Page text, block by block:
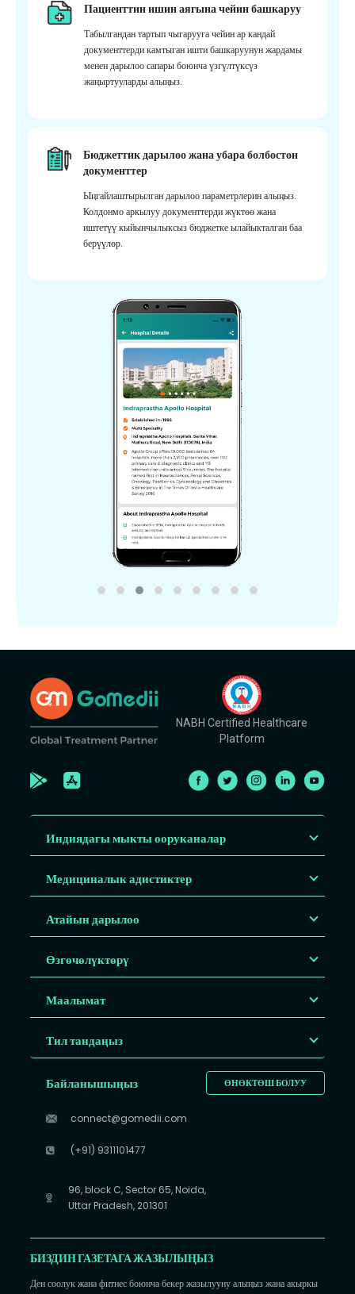
Пациенттин ишин аягына чейин башкаруу
Табылгандан тартып чыгарууга чейин ар кандай
документтерди камтыган ишти башкаруунун жардамы
менен дарылоо сапары боюнча үзгүлтүксүз
жаңыртууларды алыңыз.
Бюджеттик дарылоо жана убара болбостон
документтер
Ыңгайлаштырылган дарылоо параметрлерин алыңыз.
Колдонмо аркылуу документтерди жүктөө жана
иштетүү кыйынчылыксыз бюджетке ылайыкталган баа
берүүлөр.
NABH Certified Healthcare
Platform
Индиядагы мыкты ооруканалар
Медициналык адистиктер
Атайын дарылоо
Өзгөчөлүктөрү
Маалымат
Тил тандаңыз
ӨНӨКТӨШ БОЛУУ
Байланышыңыз
connect@gomedii.com
(+91) 9311101477
96, block C, Sector 65, Noida,
Uttar Pradesh, 201301
БИЗДИН ГАЗЕТАГА ЖАЗЫЛЫҢЫЗ
Ден соолук жана фитнес боюнча бекер жазылууну алыңыз жана акыркы